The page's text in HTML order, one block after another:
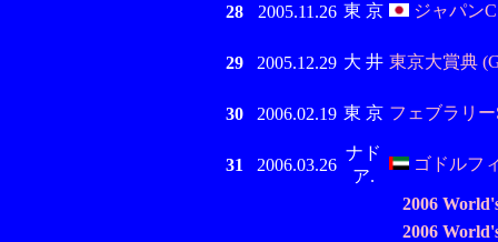
28 2005.11.26 東 京 ジャパン
29 2005.12.29 大 井 東京大賞典
30 2006.02.19 東 京 フェブラリー
31 2006.03.26
ナド
ア.
ゴドルフ
2006
2006